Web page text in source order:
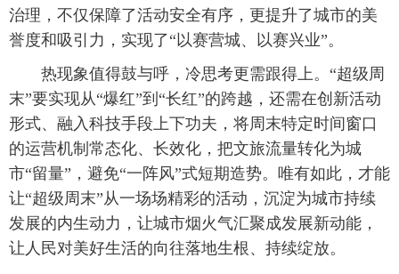
治理，不仅保障了活动安全有序，更提升了城市的美
誉度和吸引力，实现了“以赛营城、以赛兴业”。
热现象值得鼓与呼，冷思考更需跟得上。“超级周
末”要实现从“爆红”到“长红”的跨越，还需在创新活动
形式、融入科技手段上下功夫，将周末特定时间窗口
的运营机制常态化、长效化，把文旅流量转化为城
市“留量”，避免“一阵风”式短期造势。唯有如此，才能
让“超级周末”从一场场精彩的活动，沉淀为城市持续
发展的内生动力，让城市烟火气汇聚成发展新动能，
让人民对美好生活的向往落地生根、持续绽放。